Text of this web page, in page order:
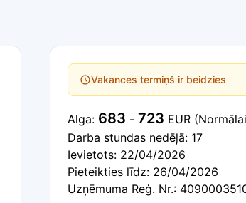
Vakances termiņš ir beidzies
Alga: 683 - 723 EUR
Darba stundas nedēļā: 17
Ievietots: 22/04/2026
Pieteikties līdz: 26/04/2026
Uzņēmuma Reģ. Nr.: